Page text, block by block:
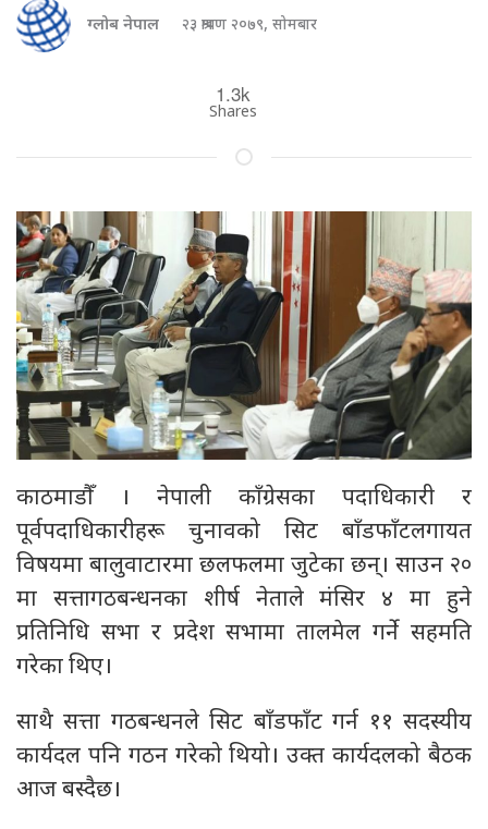
ग्लोब नेपाल २३ श्रावण २०७९, सोमबार
1.3k
Shares
काठमाडौँ । नेपाली काँग्रेसका पदाधिकारी र
पूर्वपदाधिकारीहरू चुनावको सिट बाँडफाँटलगायत
विषयमा बालुवाटारमा छलफलमा जुटेका छन्। साउन २०
मा सत्तागठबन्धनका शीर्ष नेताले मंसिर ४ मा हुने
प्रतिनिधि सभा र प्रदेश सभामा तालमेल गर्ने सहमति
गरेका थिए।
साथै सत्ता गठबन्धनले सिट बाँडफाँट गर्न ११ सदस्यीय
कार्यदल पनि गठन गरेको थियो। उक्त कार्यदलको बैठक
आज बस्दैछ।